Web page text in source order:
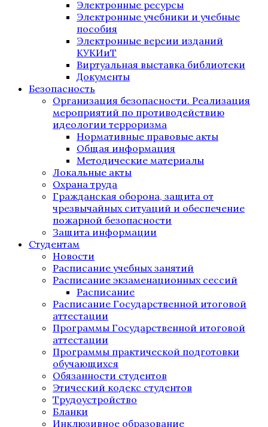
Электронные ресурсы
Электронные учебники и учебные
пособия
Электронные версии изданий
КУКИиТ
Виртуальная выставка библиотеки
Документы
Безопасность
Организация безопасности. Реализация
мероприятий по противодействию
идеологии терроризма
Нормативные правовые акты
Общая информация
Методические материалы
Локальные акты
Охрана труда
Гражданская оборона, защита от
чрезвычайных ситуаций и обеспечение
пожарной безопасности
Защита информации
Студентам
Новости
Расписание учебных занятий
Расписание экзаменационных сессий
Расписание
Расписание Государственной итоговой
аттестации
Программы Государственной итоговой
аттестации
Программы практической подготовки
обучающихся
Обязанности студентов
Этический кодекс студентов
Трудоустройство
Бланки
Инклюзивное образование